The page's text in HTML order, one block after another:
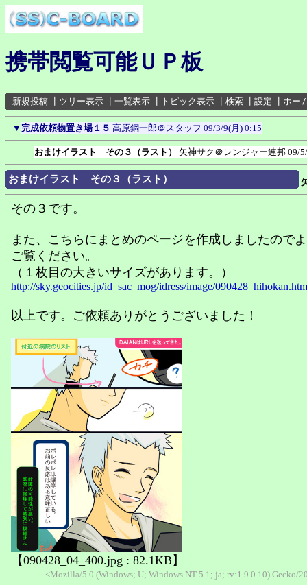
携帯閲覧可能ＵＰ板
新規投稿 ツリー表示 一覧表示 トピック表示 検索 設定 ホー
▼ 完成依頼物置き場１５ 高原鋼一郎＠スタッフ 09/3/9(月) 0:15
おまけイラスト その３（ラスト） 矢神サク＠レンジャー連邦 09/
おまけイラスト その３（ラスト）
その３です。
また、こちらにまとめのページを作成しましたので
ご覧ください。
（１枚目の大きいサイズがあります。）
http://sky.geocities.jp/id_sac_mog/idress/image/
以上です。ご依頼ありがとうございました！
【090428_04_400.jpg : 82.1KB】
<Mozilla/5.0 (Windows; U; Windows NT 5.1; ja; rv:1.9.0.10) Gecko/